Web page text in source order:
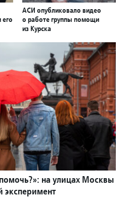
АСИ опубликовало видео
о работе группы помощи
из Курска
на улицах Москвы
эксперимент